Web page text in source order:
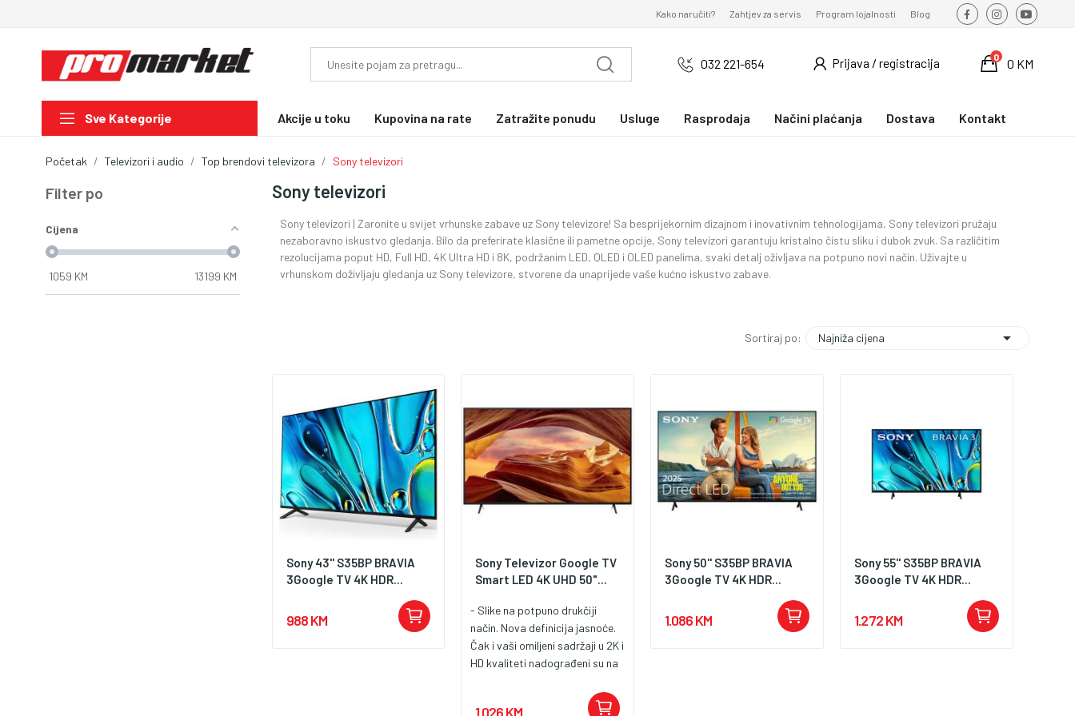
Kako naručiti? Zahtjev za servis Program lojalnosti Blog
032 221-654 Prijava / registracija 0 KM
0
Sve Kategorije Akcije u toku Kupovina na rate Zatražite ponudu Usluge Rasprodaja Načini plaćanja Dostava Kontakt
Početak Televizori i audio Top brendovi televizora Sony televizori
Filter po
Cijena
1059 KM 13199 KM
Sony televizori
Sony televizori | Zaronite u svijet vrhunske zabave uz Sony televizore! Sa besprijekornim dizajnom i inovativnim tehnologijama, Sony televizori pružaju
nezaboravno iskustvo gledanja. Bilo da preferirate klasične ili pametne opcije, Sony televizori garantuju kristalno čistu sliku i dubok zvuk. Sa različitim
rezolucijama poput HD, Full HD, 4K Ultra HD i 8K, podržanim LED, QLED i OLED panelima, svaki detalj oživljava na potpuno novi način. Uživajte u
vrhunskom doživljaju gledanja uz Sony televizore, stvorene da unaprijede vaše kućno iskustvo zabave.
Sortiraj po: Najniža cijena 
Sony 43'' S35BP BRAVIA
3Google TV 4K HDR...
988 KM
Sony Televizor Google TV
Smart LED 4K UHD 50"...
- Slike na potpuno drukčiji
način. Nova definicija jasnoće.
Čak i vaši omiljeni sadržaji u 2K i
HD kvaliteti nadograđeni su na
zahvaljujući tehnologiji 4K X-
1.026 KM
Sony 50'' S35BP BRAVIA
3Google TV 4K HDR...
1.086 KM
Sony 55'' S35BP BRAVIA
3Google TV 4K HDR...
1.272 KM